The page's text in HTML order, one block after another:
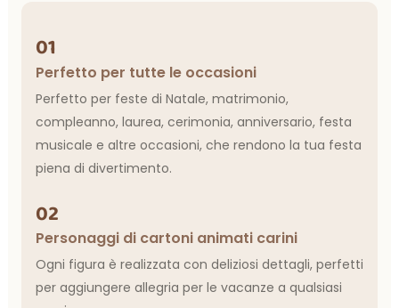
01
Perfetto per tutte le occasioni
Perfetto per feste di Natale, matrimonio,
compleanno, laurea, cerimonia, anniversario, festa
musicale e altre occasioni, che rendono la tua festa
piena di divertimento.
02
Personaggi di cartoni animati carini
Ogni figura è realizzata con deliziosi dettagli, perfetti
per aggiungere allegria per le vacanze a qualsiasi